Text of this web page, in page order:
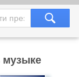
музыке